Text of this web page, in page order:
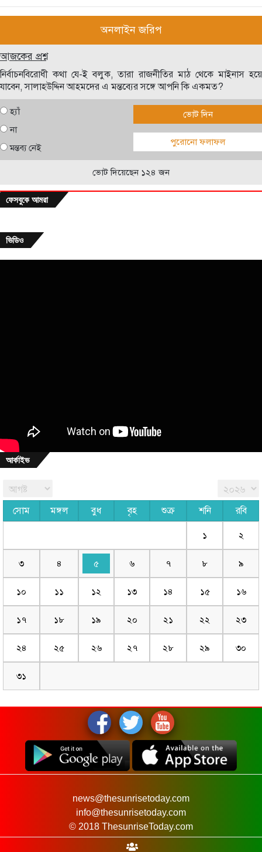
অনলাইন জরিপ
আজকের প্রশ্ন
নির্বাচনবিরোধী কথা যে-ই বলুক, তারা রাজনীতির মাঠ থেকে মাইনাস হয়ে
যাবেন, সালাহউদ্দিন আহমদের এ মন্তব্যের সঙ্গে আপনি কি একমত?
হ্যাঁ
না
মন্তব্য নেই
ভোট দিন
পুরোনো ফলাফল
ভোট দিয়েছেন ১২৪ জন
ফেসবুকে আমরা
ভিডিও
আর্কাইভ
সোম মঙ্গল বুধ বৃহ শুক্র শনি রবি
১ ২
৩ ৪ ৫ ৬ ৭ ৮ ৯
১০ ১১ ১২ ১৩ ১৪ ১৫ ১৬
১৭ ১৮ ১৯ ২০ ২১ ২২ ২৩
২৪ ২৫ ২৬ ২৭ ২৮ ২৯ ৩০
৩১
news@thesunrisetoday.com
info@thesunrisetoday.com
© 2018 ThesunriseToday.com